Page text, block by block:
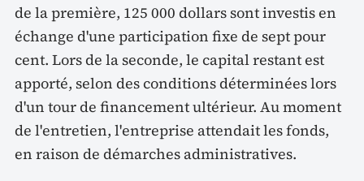
de la première, 125 000 dollars sont investis en
échange d'une participation fixe de sept pour
cent. Lors de la seconde, le capital restant est
apporté, selon des conditions déterminées lors
d'un tour de financement ultérieur. Au moment
de l'entretien, l'entreprise attendait les fonds,
en raison de démarches administratives.